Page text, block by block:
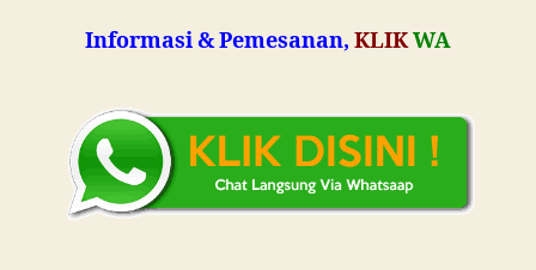
Informasi & Pemesanan, KLIKWA